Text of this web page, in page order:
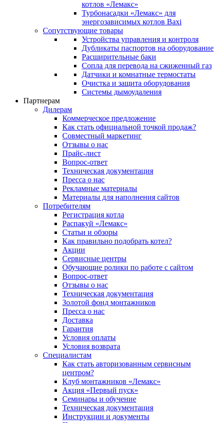
котлов «Лемакс»
Турбонасадки «Лемакс» для
энергозависимых котлов Baxi
Сопутствующие товары
Устройства управления и контроля
Дубликаты паспортов на оборудование
Расширительные баки
Сопла для перевода на сжиженный газ
Датчики и комнатные термостаты
Очистка и защита оборудования
Системы дымоудаления
Партнерам
Дилерам
Коммерческое предложение
Как стать официальной точкой продаж?
Совместный маркетинг
Отзывы о нас
Прайс-лист
Вопрос-ответ
Техническая документация
Пресса о нас
Рекламные материалы
Материалы для наполнения сайтов
Потребителям
Регистрация котла
Распакуй «Лемакс»
Статьи и обзоры
Как правильно подобрать котел?
Акции
Сервисные центры
Обучающие ролики по работе с сайтом
Вопрос-ответ
Отзывы о нас
Техническая документация
Золотой фонд монтажников
Пресса о нас
Доставка
Гарантия
Условия оплаты
Условия возврата
Специалистам
Как стать авторизованным сервисным
центром?
Клуб монтажников «Лемакс»
Акция «Первый пуск»
Семинары и обучение
Техническая документация
Инструкции и документы